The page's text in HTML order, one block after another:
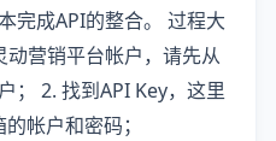
完成API的整合。 过程大
营销平台帐户，请先从
； 2. 找到API Key，这里
帐户和密码；